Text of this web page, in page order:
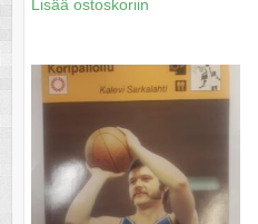
Lisää ostoskoriin